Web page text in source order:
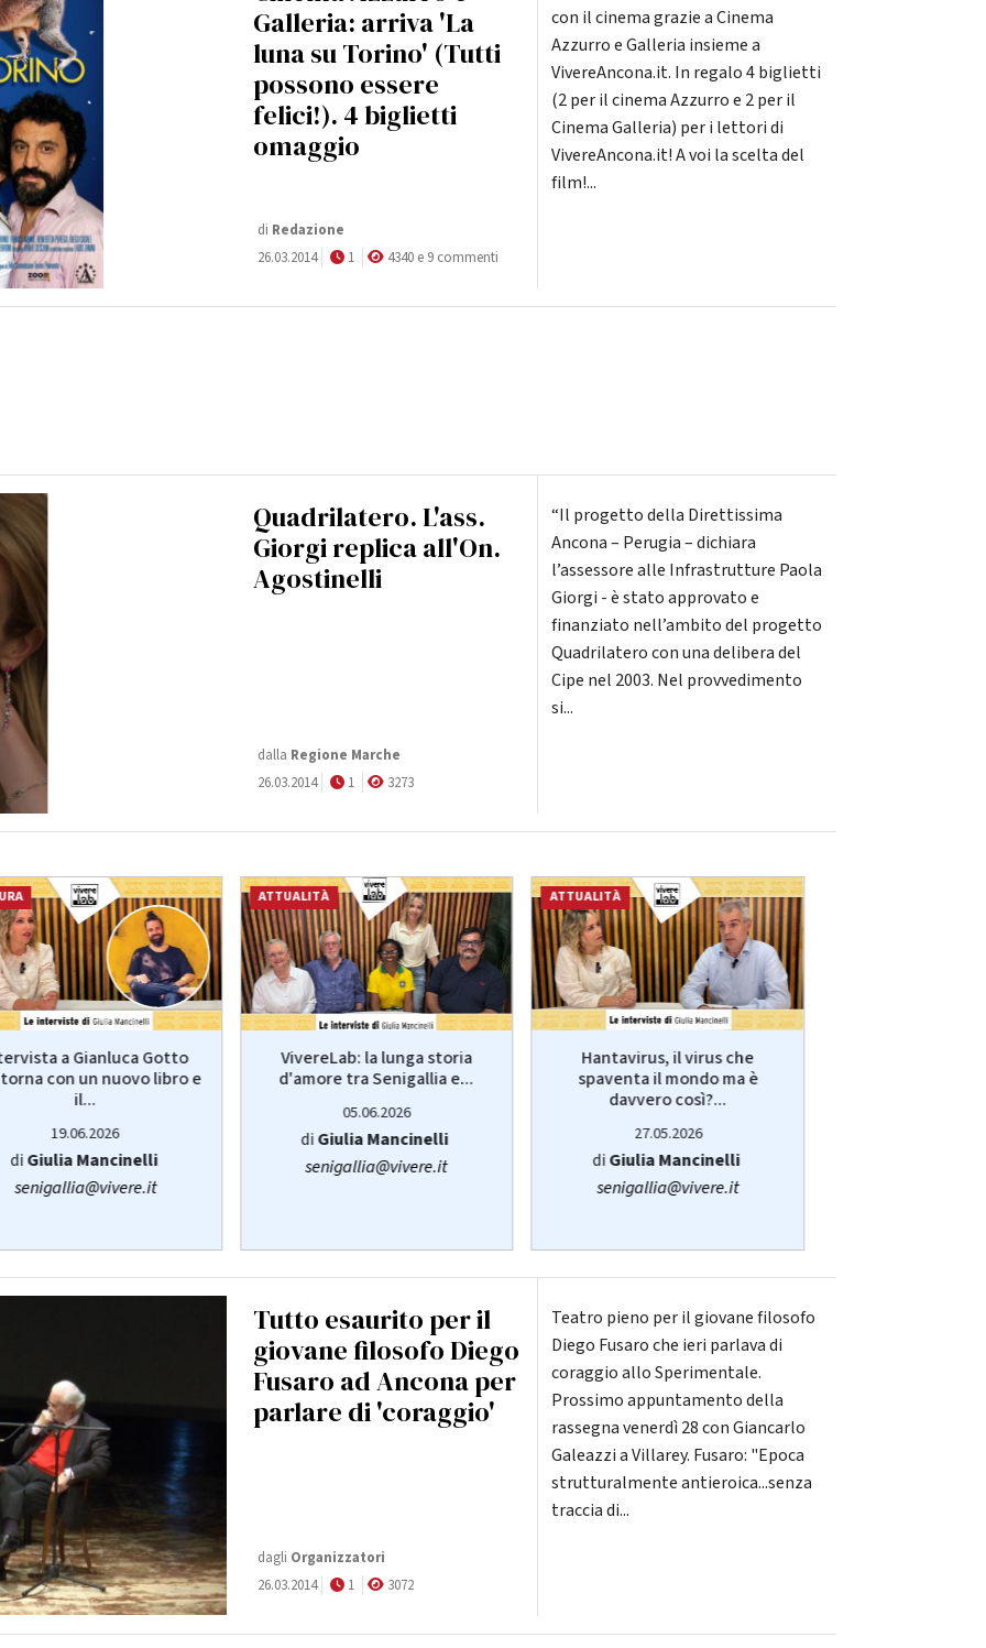
Galleria: arriva 'La
luna su Torino' (Tutti
possono essere
felici!). 4 biglietti
omaggio
di Redazione
26.03.2014
1 4340 e 9 commenti
con il cinema grazie a Cinema
Azzurro e Galleria insieme a
VivereAncona.it. In regalo 4 biglietti
(2 per il cinema Azzurro e 2 per il
Cinema Galleria) per i lettori di
VivereAncona.it! A voi la scelta del
film!...
Quadrilatero. L'ass.
Giorgi replica all'On.
Agostinelli
dalla Regione Marche
26.03.2014
1 3273
“Il progetto della Direttissima
Ancona – Perugia – dichiara
l’assessore alle Infrastrutture Paola
Giorgi - è stato approvato e
finanziato nell’ambito del progetto
Quadrilatero con una delibera del
Cipe nel 2003. Nel provvedimento
si...
a Gianluca Gotto
con un nuovo libro e
il...
19.06.2026
diGiulia Mancinelli
senigallia@vivere.it
ATTUALITÀ
VivereLab: la lunga storia
d'amore tra Senigallia e...
05.06.2026
diGiulia Mancinelli
senigallia@vivere.it
ATTUALITÀ
Hantavirus, il virus che
spaventa il mondo ma è
davvero così?...
27.05.2026
diGiulia Mancinelli
senigallia@vivere.it
Tutto esaurito per il
giovane filosofo Diego
Fusaro ad Ancona per
parlare di 'coraggio'
dagli Organizzatori
26.03.2014
1 3072
Teatro pieno per il giovane filosofo
Diego Fusaro che ieri parlava di
coraggio allo Sperimentale.
Prossimo appuntamento della
rassegna venerdì 28 con Giancarlo
Galeazzi a Villarey. Fusaro: "Epoca
strutturalmente antieroica...senza
traccia di...